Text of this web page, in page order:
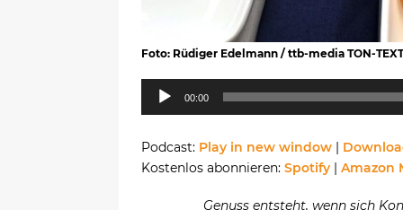
Foto: Rüdiger Edelmann / ttb-media TON-
Audio-
Player
00:00
Podcast: Play in new window |
Kostenlos abonnieren: Spotify | Amazon
Genuss entsteht, wenn sich